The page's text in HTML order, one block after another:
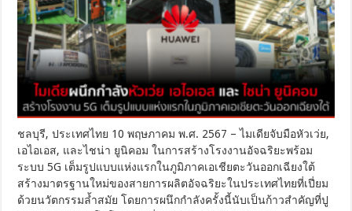
ลัง
หัว
เว่ย
เอ
ไอ
เอส
และ
ไช
น่า
อม
สร้าง
โรงงาน
5G
ชลบุรี, ประเทศไทย 10 พฤษภาคม พ.ศ. 2567 – ไมเดียจับมือหัวเว่ย,
เอไอเอส, และไชน่า ยูนิคอม ในการสร้างโรงงานอัจฉริยะพร้อม
ระบบ 5G เต็มรูปแบบแห่งแรกในภูมิภาคเอเชียตะวันออกเฉียงใต้
สร้างมาตรฐานใหม่ของสายการผลิตอัจฉริยะในประเทศไทยที่เปี่ยม
ด้วยนวัตกรรมล้ำสมัย โดยการผนึกกำลังครั้งนี้นับเป็นก้าวสำคัญที่ปู